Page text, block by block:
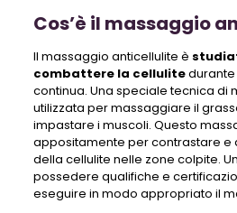
Cos’è il massaggio
Il massaggio anticellulite è
combattere la cellulitedurante
continua. Una speciale tecnica di
utilizzata per massaggiare il
impastare i muscoli. Questo
appositamente per contrastare e
della cellulite nelle zone colpite.
possedere qualifiche e
eseguire in modo appropriato il